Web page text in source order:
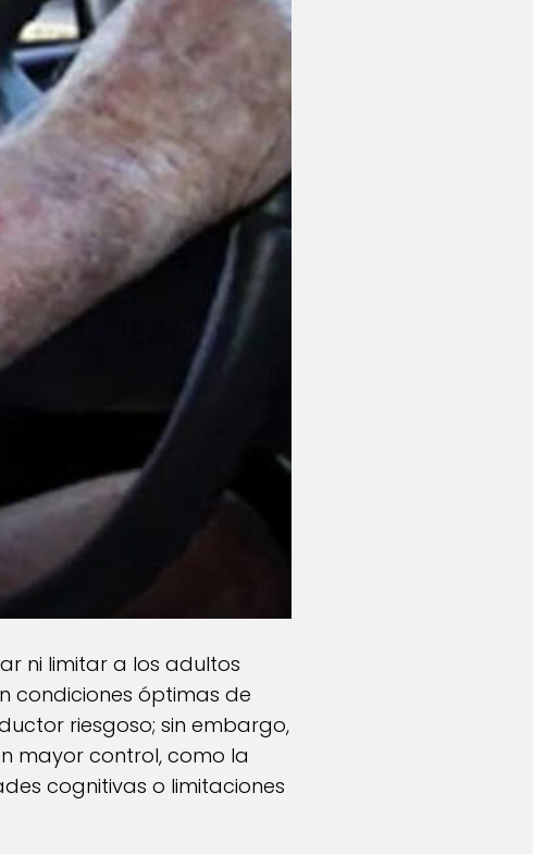
ni limitar a los adultos
condiciones óptimas de
riesgoso; sin embargo,
mayor control, como la
cognitivas o limitaciones